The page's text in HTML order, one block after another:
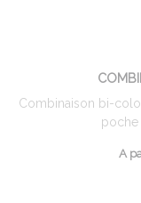
Combinaison bi-
poche
A